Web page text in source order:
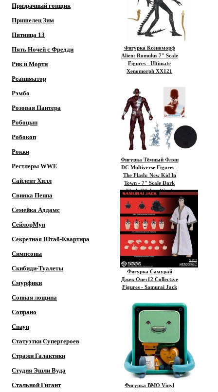
Призрачный гонщик
Пришелец Зим
Пятница 13
Пять Ночей с Фредди
Рик и Морти
Реаниматор
Рэмбо
Розовая Пантера
Робоцып
Робокоп
Рокки
Рестлеры WWE
Сайлент Хилл
Свинка Пеппа
Семейка Аддамс
СейлорМун
Секретная Штаб-Квартира
Симпсоны
Скибиди-Туалеты
Смурфики
Сонная лощина
Сопрано
Спаун
Статуэтки Супергероев
Стражи Галактики
Студия Эшли Вуда
Стальной Гигант
Фигурка Ксеноморф
Alien: Romulus 7" Scale
Figures - Ultimate
Xenomorph XX121
Фигурка Тёмный Флэш
DC Multiverse Figures -
The Flash: New Kid In
Town - 7" Scale Dark
Flash (Walter West)
Фигурка Самурай
Джек One:12 Collective
Figures - Samurai Jack
Фигурка BMO Vinyl